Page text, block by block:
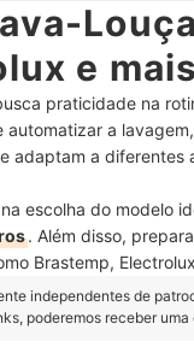
e
praticidade na
a
adaptam a diferentes
escolha do modelo
. Além disso,
Brastemp,
independentes de
poderemos receber uma